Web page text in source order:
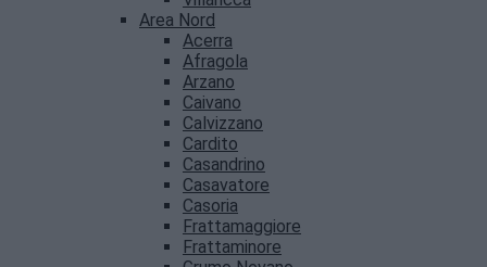
Area Nord
Acerra
Afragola
Arzano
Caivano
Calvizzano
Cardito
Casandrino
Casavatore
Casoria
Frattamaggiore
Frattaminore